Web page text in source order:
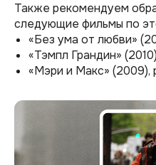
Также рекомендуем
следующие фильмы по
«Без ума от любви»
«Тэмпл Грандин»
«Мэри и Макс»